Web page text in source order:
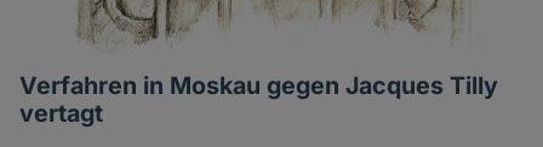
Verfahren in Moskau gegen Jacques Tilly
vertagt